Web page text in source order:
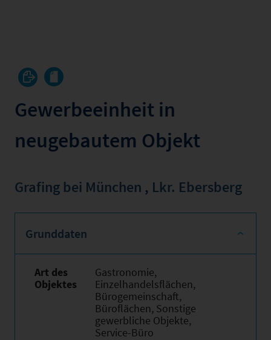
Gewerbeeinheit in
neugebautem Objekt
Grafing bei München , Lkr. Ebersberg
Grunddaten
Art des
Objektes
Gastronomie,
Einzelhandelsflächen,
Bürogemeinschaft,
Büroflächen, Sonstige
gewerbliche Objekte,
Service-Büro